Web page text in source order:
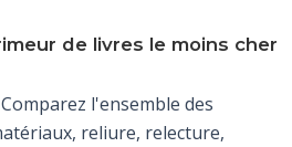
de livres le moins cher
l'ensemble des
reliure, relecture,